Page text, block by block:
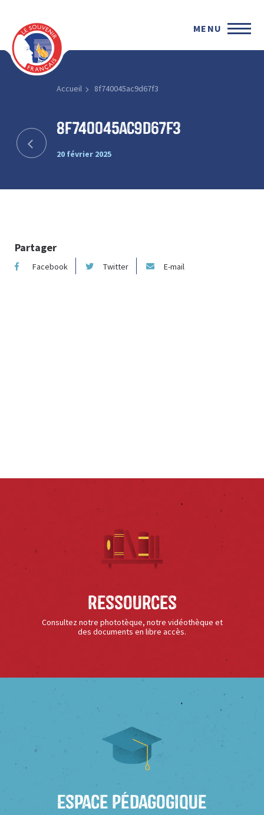
MENU
Accueil 8f740045ac9d67f3
8f740045ac9d67f3
20 février 2025
Partager
Facebook Twitter E-mail
Ressources
Consultez notre phototèque, notre vidéothèque et
des documents en libre accès.
Espace Pédagogique